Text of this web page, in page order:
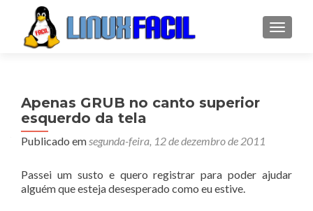
Apenas GRUB no canto superior
esquerdo da tela
Publicado emsegunda-feira, 12 de dezembro de 2011
Passei um susto e quero registrar para poder ajudar
alguém que esteja desesperado como eu estive.